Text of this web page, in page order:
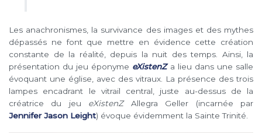
Les anachronismes, la survivance des images et des mythes
dépassés ne font que mettre en évidence cette création
constante de la réalité, depuis la nuit des temps. Ainsi, la
présentation du jeu éponyme eXistenZ a lieu dans une salle
évoquant une église, avec des vitraux. La présence des trois
lampes encadrant le vitrail central, juste au-dessus de la
créatrice du jeu eXistenZ Allegra Geller (incarnée par
Jennifer Jason Leight) évoque évidemment la Sainte Trinité.